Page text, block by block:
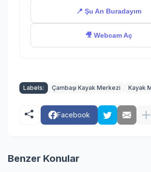
📍 Şu An Buradayım
🎥 Webcam Aç
Labels: Çambaşı Kayak Merkezi Kayak
Facebook
Benzer Konular